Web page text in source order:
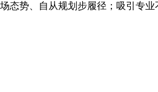
态势、自从规划步履径；吸引专业